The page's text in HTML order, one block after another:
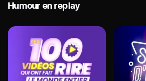
Humour en replay